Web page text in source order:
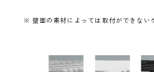
※ 壁面の素材によっては取付ができない